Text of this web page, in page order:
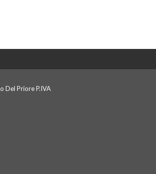
Del Priore P.IVA